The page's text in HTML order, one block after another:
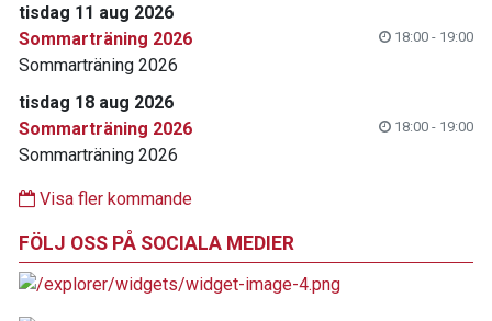
tisdag 11 aug 2026
Sommarträning 2026
18:00 - 19:00
Sommarträning 2026
tisdag 18 aug 2026
Sommarträning 2026
18:00 - 19:00
Sommarträning 2026
Visa fler kommande
FÖLJ OSS PÅ SOCIALA MEDIER